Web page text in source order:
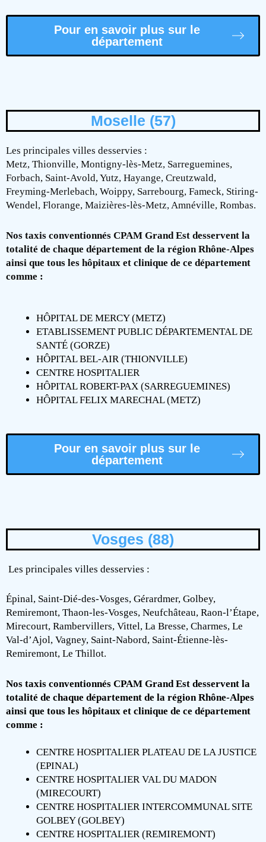
Pour en savoir plus sur le
département
Moselle (57)
Les principales villes desservies :
Metz, Thionville, Montigny-lès-Metz, Sarreguemines,
Forbach, Saint-Avold, Yutz, Hayange, Creutzwald,
Freyming-Merlebach, Woippy, Sarrebourg, Fameck, Stiring-
Wendel, Florange, Maizières-lès-Metz, Amnéville, Rombas.
Nos taxis conventionnés CPAM Grand Est desservent la
totalité de chaque département de la région Rhône-Alpes
ainsi que tous les hôpitaux et clinique de ce département
comme :
HÔPITAL DE MERCY (METZ)
ETABLISSEMENT PUBLIC DÉPARTEMENTAL DE
SANTÉ (GORZE)
HÔPITAL BEL-AIR (THIONVILLE)
CENTRE HOSPITALIER
HÔPITAL ROBERT-PAX (SARREGUEMINES)
HÔPITAL FELIX MARECHAL (METZ)
Pour en savoir plus sur le
département
Vosges (88)
Les principales villes desservies :
Épinal, Saint-Dié-des-Vosges, Gérardmer, Golbey,
Remiremont, Thaon-les-Vosges, Neufchâteau, Raon-l’Étape,
Mirecourt, Rambervillers, Vittel, La Bresse, Charmes, Le
Val-d’Ajol, Vagney, Saint-Nabord, Saint-Étienne-lès-
Remiremont, Le Thillot.
Nos taxis conventionnés CPAM Grand Est desservent la
totalité de chaque département de la région Rhône-Alpes
ainsi que tous les hôpitaux et clinique de ce département
comme :
CENTRE HOSPITALIER PLATEAU DE LA JUSTICE
(EPINAL)
CENTRE HOSPITALIER VAL DU MADON
(MIRECOURT)
CENTRE HOSPITALIER INTERCOMMUNAL SITE
GOLBEY (GOLBEY)
CENTRE HOSPITALIER (REMIREMONT)